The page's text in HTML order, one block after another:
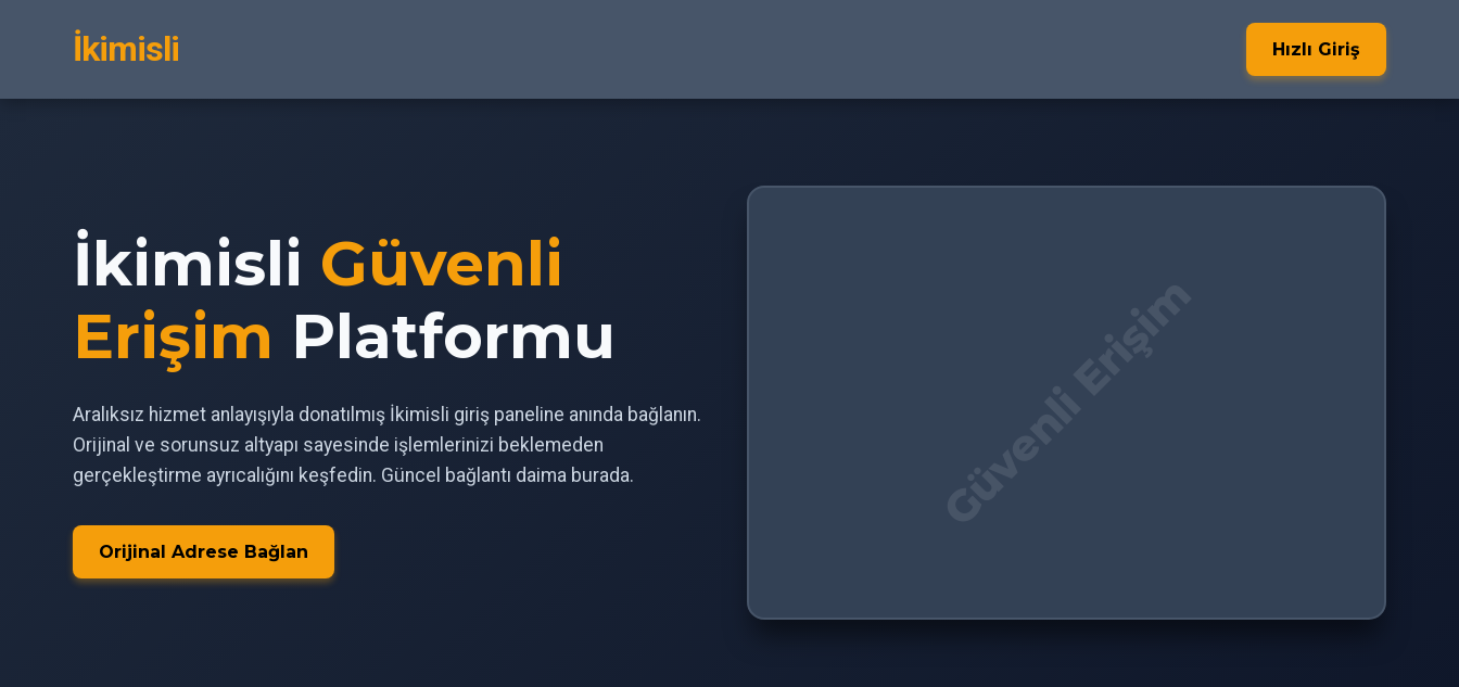
İkimisli Hızlı Giriş
İkimisli Güvenli
Erişim Platformu
Aralıksız hizmet anlayışıyla donatılmış İkimisli giriş paneline anında bağlanın.
Orijinal ve sorunsuz altyapı sayesinde işlemlerinizi beklemeden
gerçekleştirme ayrıcalığını keşfedin. Güncel bağlantı daima burada.
Orijinal Adrese Bağlan